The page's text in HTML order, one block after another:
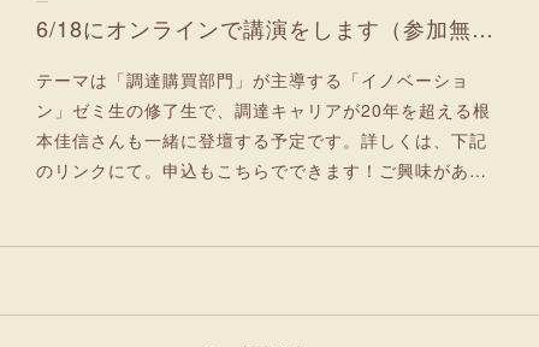
6/18にオンラインで講演をします（参加無料）！
テーマは「調達購買部門」が主導する「イノベーショ
ン」ゼミ生の修了生で、調達キャリアが20年を超える根
本佳信さんも一緒に登壇する予定です。詳しくは、下記
のリンクにて。申込もこちらでできます！ご興味があ…